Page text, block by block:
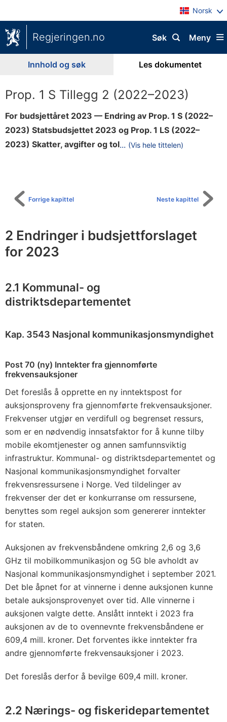
Norsk
Regjeringen.no Meny
Søk
Innhold og søk Les dokumentet
Prop. 1 S Tillegg 2 (2022–2023)
For budsjettåret 2023 — Endring av Prop. 1 S (2022–
2023) Statsbudsjettet 2023 og Prop. 1 LS (2022–
2023) Skatter, avgifter og tol... (Vis hele tittelen)
3
a
Neste kapittel
Forrige kapittel
2 Endringer i budsjettforslaget
for 2023
2.1 Kommunal- og
distriktsdepartementet
Kap. 3543 Nasjonal kommunikasjonsmyndighet
Post 70 (ny) Inntekter fra gjennomførte
frekvensauksjoner
Det foreslås å opprette en ny inntektspost for
auksjonsproveny fra gjennomførte frekvensauksjoner.
Frekvenser utgjør en verdifull og begrenset ressurs,
som er en nødvendig innsatsfaktor for å kunne tilby
mobile ekomtjenester og annen samfunnsviktig
infrastruktur. Kommunal- og distriktsdepartementet og
Nasjonal kommunikasjonsmyndighet forvalter
frekvensressursene i Norge. Ved tildelinger av
frekvenser der det er konkurranse om ressursene,
benyttes som regel auksjon som genererer inntekter
for staten.
Auksjonen av frekvensbåndene omkring 2,6 og 3,6
GHz til mobilkommunikasjon og 5G ble avholdt av
Nasjonal kommunikasjonsmyndighet i september 2021.
Det ble åpnet for at vinnerne i denne auksjonen kunne
betale auksjonsprovenyet over tid. Alle vinnerne i
auksjonen valgte dette. Anslått inntekt i 2023 fra
auksjonen av de to ovennevnte frekvensbåndene er
609,4 mill. kroner. Det forventes ikke inntekter fra
andre gjennomførte frekvensauksjoner i 2023.
Det foreslås derfor å bevilge 609,4 mill. kroner.
2.2 Nærings- og fiskeridepartementet